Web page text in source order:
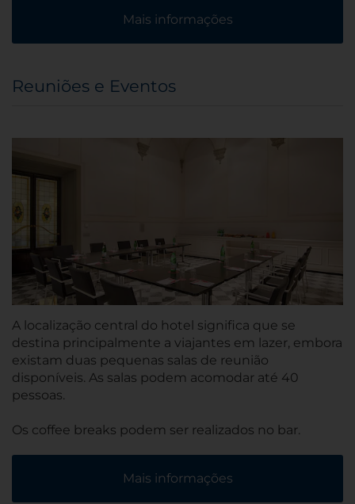
Mais informações
Reuniões e Eventos
A localização central do hotel significa que se
destina principalmente a viajantes em lazer, embora
existam duas pequenas salas de reunião
disponíveis. As salas podem acomodar até 40
pessoas.
Os coffee breaks podem ser realizados no bar.
Mais informações